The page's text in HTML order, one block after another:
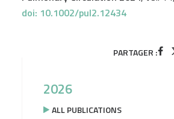
doi: 10.1002/pul2.12434
PARTAGER :
2026
ALL PUBLICATIONS